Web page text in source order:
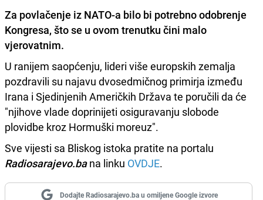
Za povlačenje iz NATO-a bilo bi potrebno odobrenje
Kongresa, što se u ovom trenutku čini malo
vjerovatnim.
U ranijem saopćenju, lideri više europskih zemalja
pozdravili su najavu dvosedmičnog primirja između
Irana i Sjedinjenih Američkih Država te poručili da će
"njihove vlade doprinijeti osiguravanju slobode
plovidbe kroz Hormuški moreuz".
Sve vijesti sa Bliskog istoka pratite na portalu
Radiosarajevo.bana linku OVDJE.
Dodajte Radiosarajevo.ba u omiljene Google izvore